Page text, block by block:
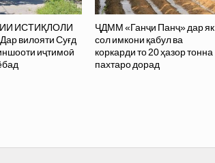
ИСТИҚЛОЛИ
вилояти Суғд
иҷтимоӣ
ҶДММ «Ганҷи Панҷ» дар як
сол имкони қабул ва
коркарди то 20 ҳазор тонна
пахтаро дорад